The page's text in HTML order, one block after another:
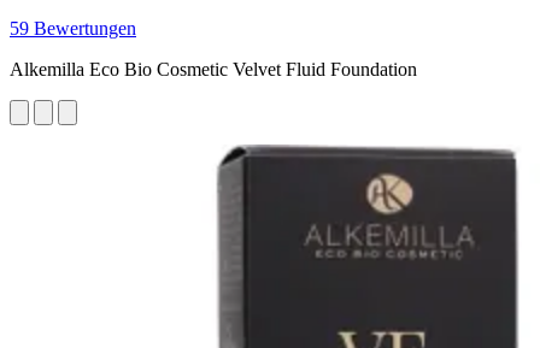
59 Bewertungen
Alkemilla Eco Bio Cosmetic Velvet Fluid Foundation